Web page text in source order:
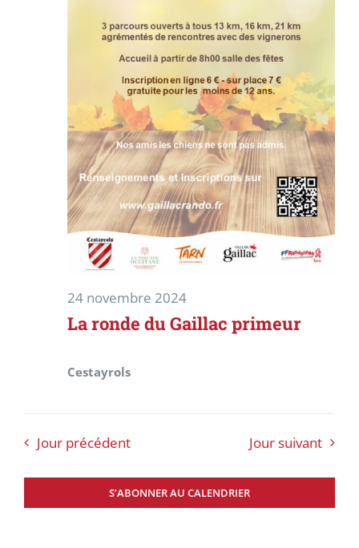
La ronde du Gaillac primeur
24 novembre 2024
Cestayrols
Jour précédent Jour suivant
S’ABONNER AU CALENDRIER